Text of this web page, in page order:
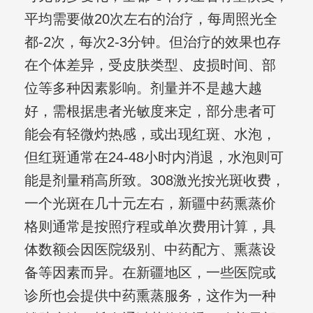
平均需要做20次左右的治疗，每周照光全
都-2次，每次2-3分钟。但治疗的效果也存
在个体差异，受皮肤类型、皮损时间、部
位等多种因素影响。剂量并不是越大越
好，需根据患者光敏度来定，部分患者可
能会有轻微灼热感，或出现红斑、水泡，
但红斑通常在24-48小时内消退，水泡则可
能是剂量稍高所致。308激光按光斑收费，
一个光斑在几十元左右，新疆中药熏蒸价
格则通常是按照疗程或单次费用计算，具
体数额会因医院级别、中药配方、熏蒸设
备等因素而异。在新疆地区，一些医院或
诊所也会提供中药熏蒸服务，这作为一种